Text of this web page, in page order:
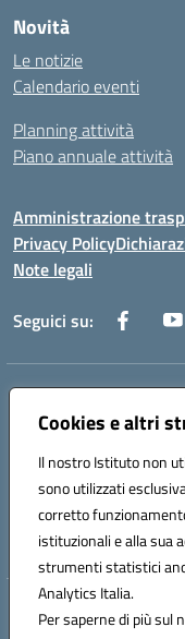
Cookies e altri
Il nostro Istituto non
sono utilizzati
corretto
istituzionali e alla sua
strumenti statistici
Analytics Italia.
Per saperne di più sul
Novità
Le notizie
Calendario eventi
Planning attività
Piano annuale attività
Amministrazione
Privacy Policy
Note legali
Seguici su:
Indirizzo:
Centralino:0733/815931
Posta elettronica
Codice fiscale:
Codice meccanografico:
Hosting